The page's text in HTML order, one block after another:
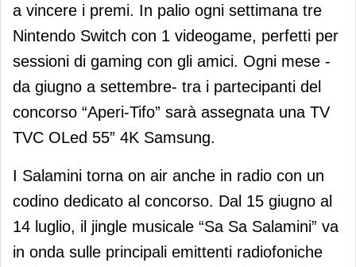
a vincere i premi. In palio ogni settimana tre
Nintendo Switch con 1 videogame, perfetti per
sessioni di gaming con gli amici. Ogni mese -
da giugno a settembre- tra i partecipanti del
concorso “Aperi-Tifo” sarà assegnata una TV
TVC OLed 55” 4K Samsung.
I Salamini torna on air anche in radio con un
codino dedicato al concorso. Dal 15 giugno al
14 luglio, il jingle musicale “Sa Sa Salamini” va
in onda sulle principali emittenti radiofoniche